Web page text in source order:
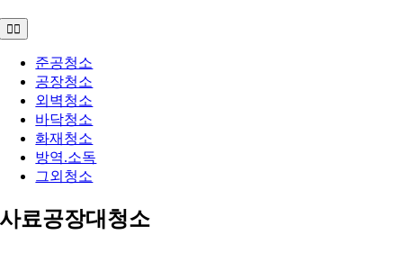
Toggle
Navigation
준공청소
공장청소
외벽청소
바닥청소
화재청소
방역.소독
그외청소
사료공장대청소